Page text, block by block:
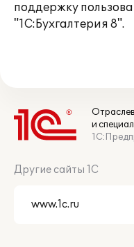
поддержку
"1С:Бухгалтерия 8".
и
Другие сайты 1С